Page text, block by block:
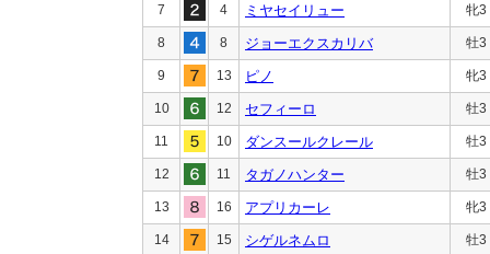
7 4 ミヤセイリュー 牝3
8 8 ジョーエクスカリバ 牡3
9 13 ピノ 牝3
10 12 セフィーロ 牡3
11 10 ダンスールクレール 牡3
12 11 タガノハンター 牡3
13 16 アプリカーレ 牝3
14 15 シゲルネムロ 牡3